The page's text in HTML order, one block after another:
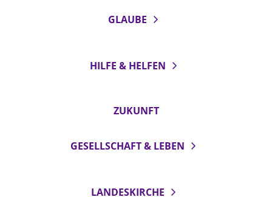
GLAUBE
HILFE & HELFEN
ZUKUNFT
GESELLSCHAFT & LEBEN
LANDESKIRCHE